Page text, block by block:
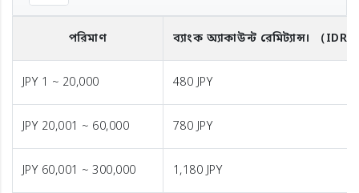
পরিমাণ ব্যাংক অ্যাকাউন্ট রেমিট্যান্স। （IDR）
JPY 1 ~ 20,000 480 JPY
JPY 20,001 ~ 60,000 780 JPY
JPY 60,001 ~ 300,000 1,180 JPY